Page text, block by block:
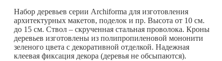
Набор деревьев серии Archiforma для изготовления
архитектурных макетов, поделок и пр. Высота от 10 см.
до 15 см. Ствол – скрученная стальная проволока. Кроны
деревьев изготовлены из полипропиленовой мононити
зеленого цвета с декоративной отделкой. Надежная
клеевая фиксация декора (деревья не обсыпаются).